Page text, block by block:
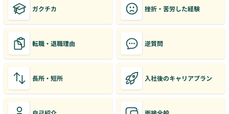
ガクチカ 挫折・苦労した経験
転職・退職理由 逆質問
長所・短所 入社後のキャリアプラン